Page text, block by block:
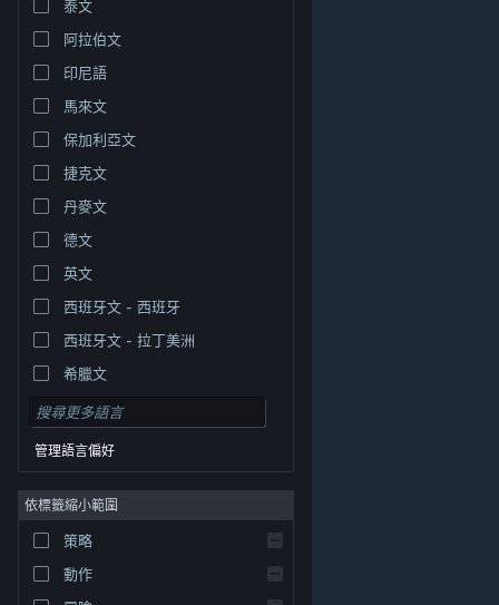
檢視電腦版網頁
權人在美國與其它國家（地區）之財產。
Cookie
泰文
阿拉伯文
印尼語
馬來文
保加利亞文
捷克文
丹麥文
德文
英文
西班牙文 - 西班牙
西班牙文 - 拉丁美洲
希臘文
管理語言偏好
依標籤縮小範圍
策略
動作